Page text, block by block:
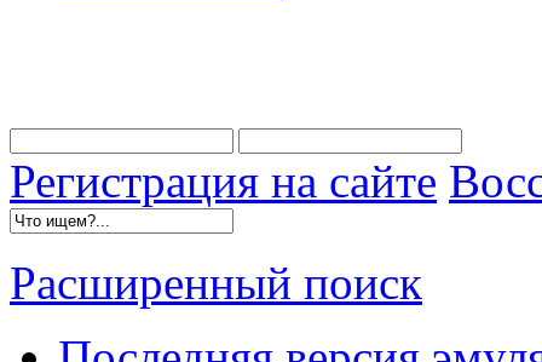
Регистрация на сайте
Расширенный поиск